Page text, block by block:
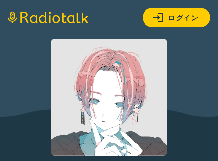
ログイン